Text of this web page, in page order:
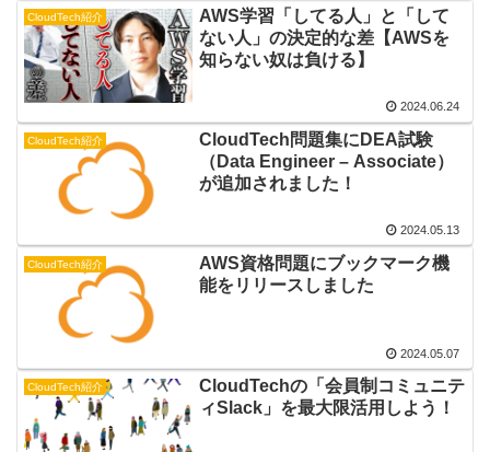
CloudTech紹介
AWS学習「してる人」と「して
ない人」の決定的な差【AWSを
知らない奴は負ける】
2024.06.24
CloudTech紹介
CloudTech問題集にDEA試験
（Data Engineer – Associate）
が追加されました！
2024.05.13
CloudTech紹介
AWS資格問題にブックマーク機
能をリリースしました
2024.05.07
CloudTech紹介
CloudTechの「会員制コミュニテ
ィSlack」を最大限活用しよう！